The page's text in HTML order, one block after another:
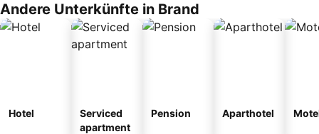
Andere Unterkünfte in Brand
Hotel
Serviced
apartment
Pension Aparthotel